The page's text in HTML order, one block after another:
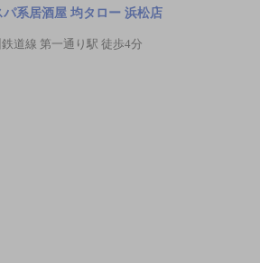
パ系居酒屋 均タロー 浜松店
道線 第一通り駅 徒歩4分